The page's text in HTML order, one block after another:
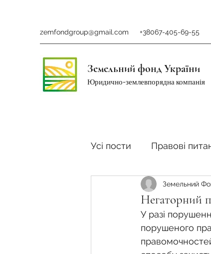
zemfondgroup@gmail.com +38067-405-69-55
Земельний фонд України
Юридично-землевпорядна компанія
Усі пости Правові
Ринок землі
Фермерське
Негаторний
Земельний
У разі
порушеного